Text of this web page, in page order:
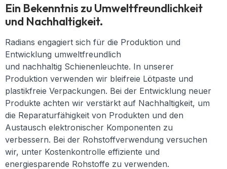
Ein Bekenntnis zu Umweltfreundlichkeit
und Nachhaltigkeit.
Radians engagiert sich für die Produktion und
Entwicklung umweltfreundlich
und nachhaltig Schienenleuchte. In unserer
Produktion verwenden wir bleifreie Lötpaste und
plastikfreie Verpackungen. Bei der Entwicklung neuer
Produkte achten wir verstärkt auf Nachhaltigkeit, um
die Reparaturfähigkeit von Produkten und den
Austausch elektronischer Komponenten zu
verbessern. Bei der Rohstoffverwendung versuchen
wir, unter Kostenkontrolle effiziente und
energiesparende Rohstoffe zu verwenden.